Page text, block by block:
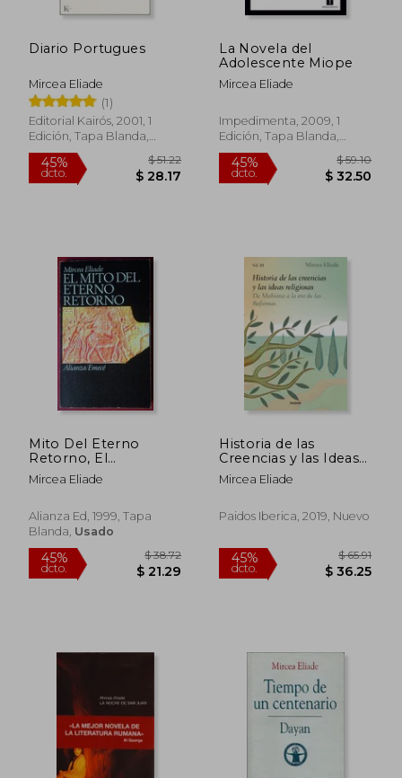
dcto. $ 26.54 dcto.
45%
dcto.
Diario Portugues
Mircea Eliade
(1)
Editorial Kairós, 2001, 1
Edición, Tapa Blanda,
Nuevo
La Novela del
Adolescente Miope
Mircea Eliade
Impedimenta, 2009, 1
Edición, Tapa Blanda,
Nuevo
Mito Del Eterno
Retorno, El
(libbol0379)
Mircea Eliade
Alianza Ed, 1999, Tapa
Blanda, Usado
Historia de las
Creencias y las Ideas
Religiosas iii
Mircea Eliade
Paidos Iberica, 2019, Nuevo